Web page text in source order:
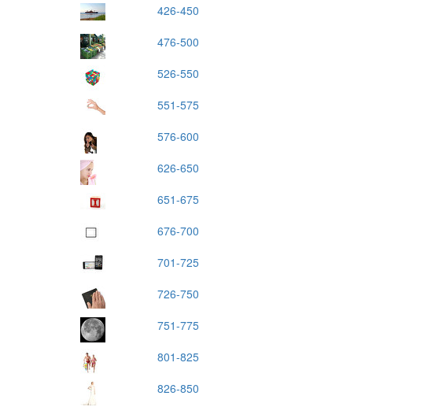
426-450
476-500
526-550
551-575
576-600
626-650
651-675
676-700
701-725
726-750
751-775
801-825
826-850